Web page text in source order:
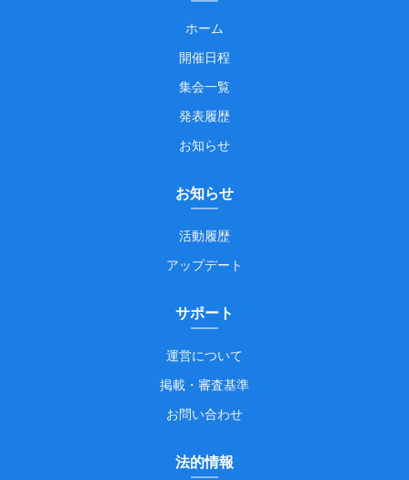
ホーム
開催日程
集会一覧
発表履歴
お知らせ
お知らせ
活動履歴
アップデート
サポート
運営について
掲載・審査基準
お問い合わせ
法的情報